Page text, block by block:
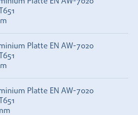
Platte EN AW-7020
Platte EN AW-7020